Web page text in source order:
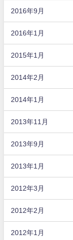
2016年9月
2016年1月
2015年1月
2014年2月
2014年1月
2013年11月
2013年9月
2013年1月
2012年3月
2012年2月
2012年1月